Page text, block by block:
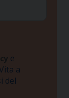
e
a
del